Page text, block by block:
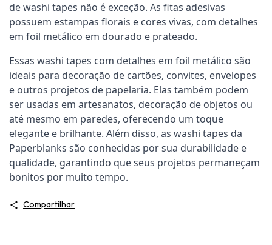
de washi tapes não é exceção. As fitas adesivas
possuem estampas florais e cores vivas, com detalhes
em foil metálico em dourado e prateado.
Essas washi tapes com detalhes em foil metálico são
ideais para decoração de cartões, convites, envelopes
e outros projetos de papelaria. Elas também podem
ser usadas em artesanatos, decoração de objetos ou
até mesmo em paredes, oferecendo um toque
elegante e brilhante. Além disso, as washi tapes da
Paperblanks são conhecidas por sua durabilidade e
qualidade, garantindo que seus projetos permaneçam
bonitos por muito tempo.
Compartilhar